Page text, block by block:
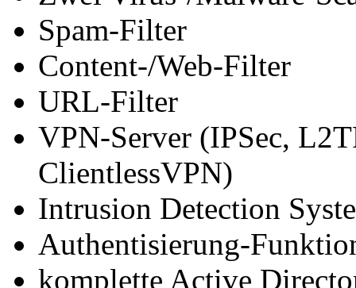
Spam-Filter
Content-/Web-Filter
URL-Filter
VPN-Server (IPSec,
ClientlessVPN)
Intrusion Detection
Authentisierung-
komplette Active